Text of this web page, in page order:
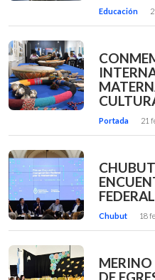
Educación
Portada 21
Chubut 18